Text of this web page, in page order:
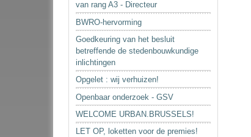
van rang A3 - Directeur
BWRO-hervorming
Goedkeuring van het besluit
betreffende de stedenbouwkundige
inlichtingen
Opgelet : wij verhuizen!
Openbaar onderzoek - GSV
WELCOME URBAN.BRUSSELS!
LET OP, loketten voor de premies!